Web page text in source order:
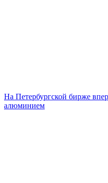
На Петербургской бирже
алюминием